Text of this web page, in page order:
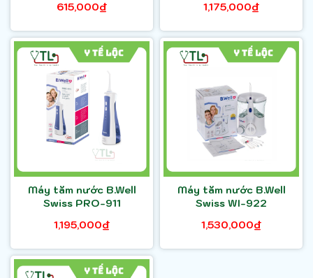
615,000₫
1,175,000₫
Máy tăm nước B.Well
Swiss PRO-911
1,195,000₫
Máy tăm nước B.Well
Swiss WI-922
1,530,000₫